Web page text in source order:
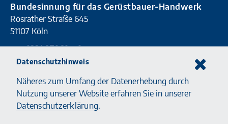
Bundesinnung für das Gerüstbauer-Handwerk
Rösrather Straße 645
51107 Köln
T
0221 87060 - 0
0221 87060 - 90
Zum Kontaktformular
Datenschutzhinweis
Näheres zum Umfang der Datenerhebung durch
Nutzung unserer Website erfahren Sie in unserer
Datenschutzerklärung.